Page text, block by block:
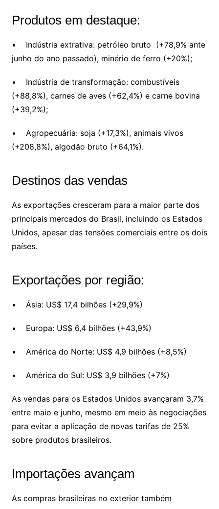
Produtos em destaque:
• Indústria extrativa: petróleo bruto (+78,9% ante
junho do ano passado), minério de ferro (+20%);
• Indústria de transformação: combustíveis
(+88,8%), carnes de aves (+62,4%) e carne bovina
(+39,2%);
• Agropecuária: soja (+17,3%), animais vivos
(+208,8%), algodão bruto (+64,1%).
Destinos das vendas
As exportações cresceram para a maior parte dos
principais mercados do Brasil, incluindo os Estados
Unidos, apesar das tensões comerciais entre os dois
países.
Exportações por região:
• Ásia: US$ 17,4 bilhões (+29,9%)
• Europa: US$ 6,4 bilhões (+43,9%)
• América do Norte: US$ 4,9 bilhões (+8,5%)
• América do Sul: US$ 3,9 bilhões (+7%)
As vendas para os Estados Unidos avançaram 3,7%
entre maio e junho, mesmo em meio às negociações
para evitar a aplicação de novas tarifas de 25%
sobre produtos brasileiros.
Importações avançam
As compras brasileiras no exterior também